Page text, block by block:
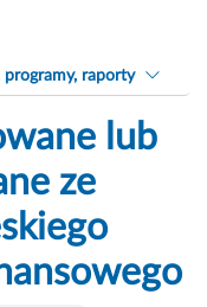
programy, raporty
lub
ze